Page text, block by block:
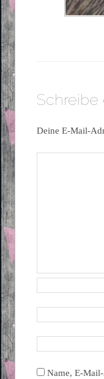
Deine E-Mail-
Name, E-